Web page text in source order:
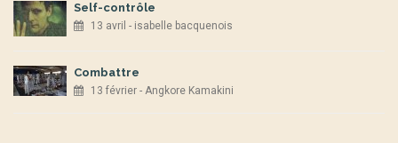
Self-contrôle
13 avril - isabelle bacquenois
Combattre
13 février - Angkore Kamakini